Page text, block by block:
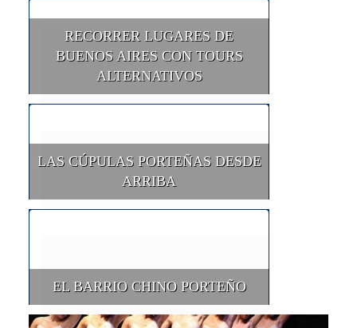
RECORRER LUGARES DE
BUENOS AIRES CON TOURS
ALTERNATIVOS
LAS CÚPULAS PORTEÑAS DESDE
ARRIBA
EL BARRIO CHINO PORTEÑO